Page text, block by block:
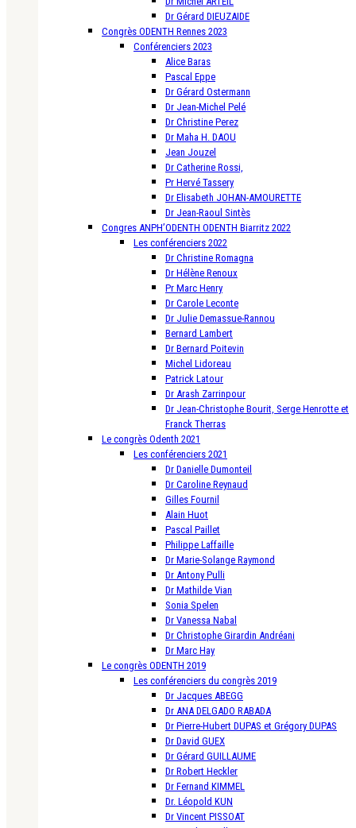
Dr Gérard DIEUZAIDE
Congrès ODENTH Rennes 2023
Conférenciers 2023
Alice Baras
Pascal Eppe
Dr Gérard Ostermann
Dr Jean-Michel Pelé
Dr Christine Perez
Dr Maha H. DAOU
Jean Jouzel
Dr Catherine Rossi,
Pr Hervé Tassery
Dr Elisabeth JOHAN-AMOURETTE
Dr Jean-Raoul Sintès
Congres ANPH’ODENTH ODENTH Biarritz 2022
Les conférenciers 2022
Dr Christine Romagna
Dr Hélène Renoux
Pr Marc Henry
Dr Carole Leconte
Dr Julie Demassue-Rannou
Bernard Lambert
Dr Bernard Poitevin
Michel Lidoreau
Patrick Latour
Dr Arash Zarrinpour
Dr Jean-Christophe Bourit, Serge Henrotte et
Franck Therras
Le congrès Odenth 2021
Les conférenciers 2021
Dr Danielle Dumonteil
Dr Caroline Reynaud
Gilles Fournil
Alain Huot
Pascal Paillet
Philippe Laffaille
Dr Marie-Solange Raymond
Dr Antony Pulli
Dr Mathilde Vian
Sonia Spelen
Dr Vanessa Nabal
Dr Christophe Girardin Andréani
Dr Marc Hay
Le congrès ODENTH 2019
Les conférenciers du congrès 2019
Dr Jacques ABEGG
Dr ANA DELGADO RABADA
Dr Pierre-Hubert DUPAS et Grégory DUPAS
Dr David GUEX
Dr Gérard GUILLAUME
Dr Robert Heckler
Dr Fernand KIMMEL
Dr. Léopold KUN
Dr Vincent PISSOAT